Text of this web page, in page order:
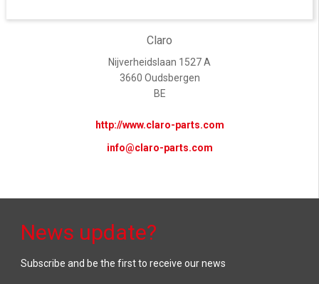
Claro
Nijverheidslaan 1527 A
3660 Oudsbergen
BE
http://www.claro-parts.com
info@claro-parts.com
News update?
Subscribe and be the first to receive our news